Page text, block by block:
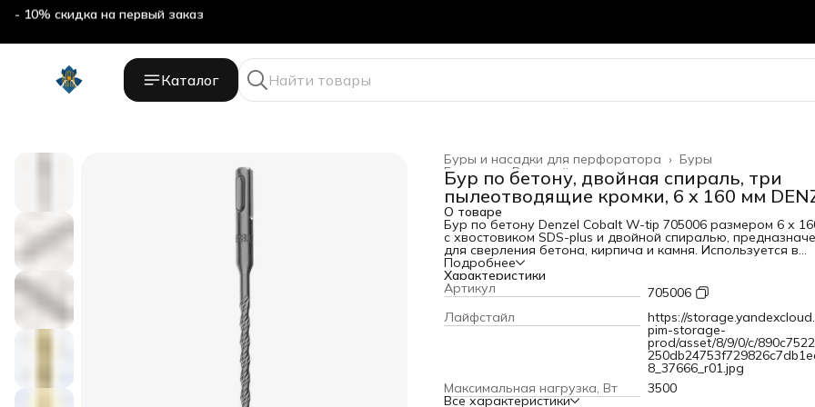
- 10% скидка на первый заказ
Каталог
Буры
Буры и насадки для перфоратора ›
Режущий инструмент ›
Главная ›
Бур по бетону, двойная спираль, три
пылеотводящие кромки, 6 x 160 мм
О товаре
Бур по бетону Denzel Cobalt W-tip 705006 размером 6 х
с хвостовиком SDS-plus и двойной спиралью,
для сверления бетона, кирпича и камня. Используется в
качестве оснастки для перфораторов с патроном SDS-plus.
Бур оптимален для проведения строительных, ремонтных,
монтажных работ.ПреимуществаВысокий ресурс —
твердосплавная пластина из сплава ВК8 твердостью 80-90
HRC с W-образной заточкой позволяет увеличить
работы на 30%, в том числе при сверлении
износостойкость — рабочая часть из легированной
выдерживает интенсивные и длительные ударные
что делает бур самым высокопроизводительным среди
аналогов средней цены.Эффективный отвод шлама —
двойная спираль и канавка с дополнительным желобом
обеспечивают быстрое удаление пыли, что предотвращает
Подробнее
Характеристики
Артикул
705006
Лайфстайл
https://
pim-storage-
prod/asset/8/9/0/c/
8_37666_r01.jpg
Максимальная нагрузка, Вт
3500
Все характеристики